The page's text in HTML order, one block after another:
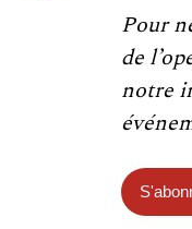
Pour
de
notre